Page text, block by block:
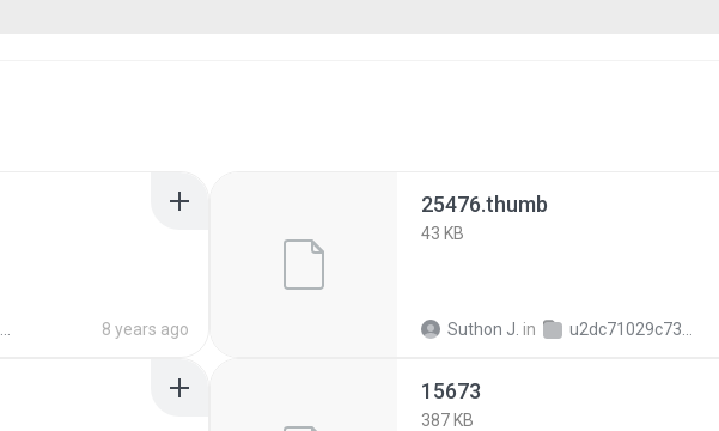
8 years ago
25476.thumb
43 KB
Suthon J. in u2dc71029c73ab05f3948321552b09ed1
15673
387 KB